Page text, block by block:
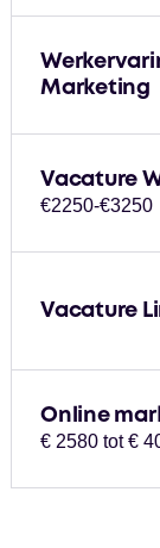
Marketing
Vacature
€2250-€3250
Vacature
Online
€ 2580 tot €